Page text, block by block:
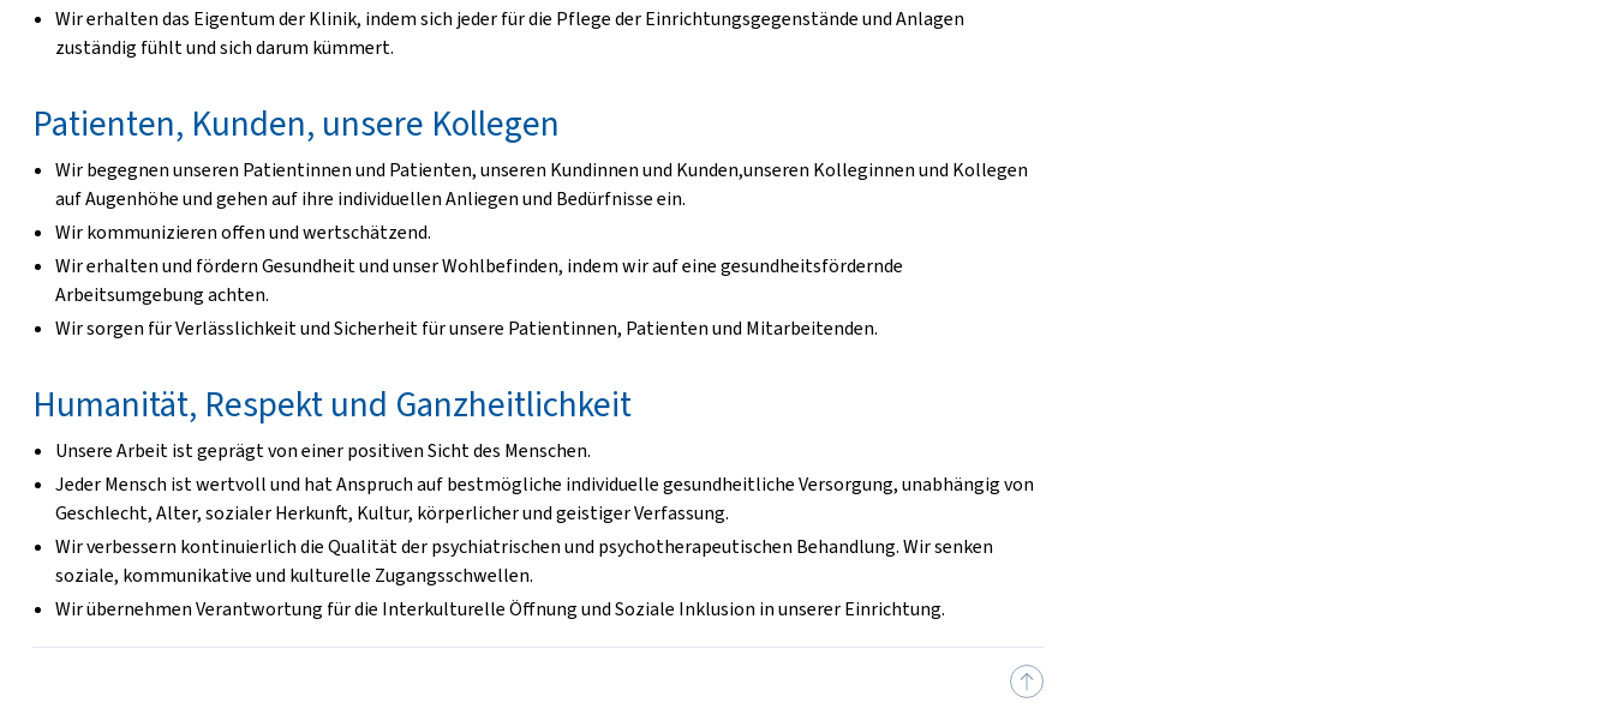
Wir erhalten das Eigentum der Klinik, indem sich jeder für die Pflege der Einrichtungsgegenstände und Anlagen
zuständig fühlt und sich darum kümmert.
Patienten, Kunden, unsere Kollegen
Wir begegnen unseren Patientinnen und Patienten, unseren Kundinnen und Kunden,unseren Kolleginnen und Kollegen
auf Augenhöhe und gehen auf ihre individuellen Anliegen und Bedürfnisse ein.
Wir kommunizieren offen und wertschätzend.
Wir erhalten und fördern Gesundheit und unser Wohlbefinden, indem wir auf eine gesundheitsfördernde
Arbeitsumgebung achten.
Wir sorgen für Verlässlichkeit und Sicherheit für unsere Patientinnen, Patienten und Mitarbeitenden.
Humanität, Respekt und Ganzheitlichkeit
Unsere Arbeit ist geprägt von einer positiven Sicht des Menschen.
Jeder Mensch ist wertvoll und hat Anspruch auf bestmögliche individuelle gesundheitliche Versorgung, unabhängig von
Geschlecht, Alter, sozialer Herkunft, Kultur, körperlicher und geistiger Verfassung.
Wir verbessern kontinuierlich die Qualität der psychiatrischen und psychotherapeutischen Behandlung. Wir senken
soziale, kommunikative und kulturelle Zugangsschwellen.
Wir übernehmen Verantwortung für die Interkulturelle Öffnung und Soziale Inklusion in unserer Einrichtung.